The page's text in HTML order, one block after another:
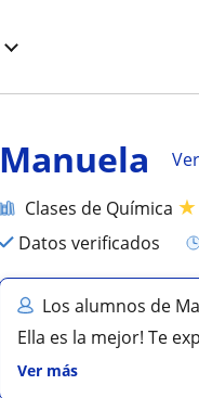
Manuela
Clases de Química ★
Datos verificados
Los alumnos de
Ella es la mejor! Te
Ver más